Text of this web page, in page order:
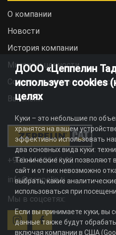
О компании
Новости
История компании
Миссия и ценности
Социальная
Вакансии
+992 44 625 11 22
info@zeppelin.tj
Мы в соцсетях:
ДООО «Цеппелин
использует cookies
целях
Куки – это небольшие по
хранятся на вашем
эффективно использовать
два основных вида куки:
Технические куки позволяют
сайт и от них невозможно
выбрать, какие
использоваться при
Если вы принимаете куки, вы
данные также будут
включая компании в США